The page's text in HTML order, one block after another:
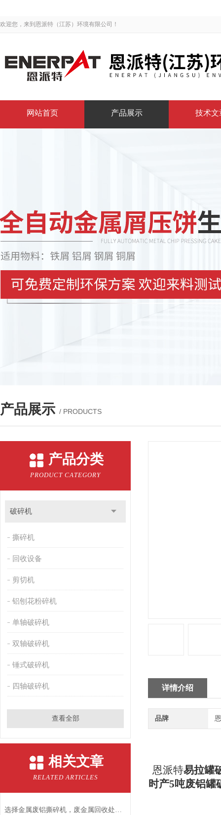
欢迎您，来到恩派特（江苏）环境有限公司！
网站首页 产品展示 技术文
产品展示 / PRODUCTS
产品分类
PRODUCT CATEGORY
破碎机
撕碎机
回收设备
剪切机
铝刨花粉碎机
单轴破碎机
双轴破碎机
锤式破碎机
四轴破碎机
查看全部
相关文章
RELATED ARTICLES
选择金属废铝撕碎机，废金属回收处理不再是难题
详情介绍
品牌
恩派特易拉罐
时产5吨废铝罐